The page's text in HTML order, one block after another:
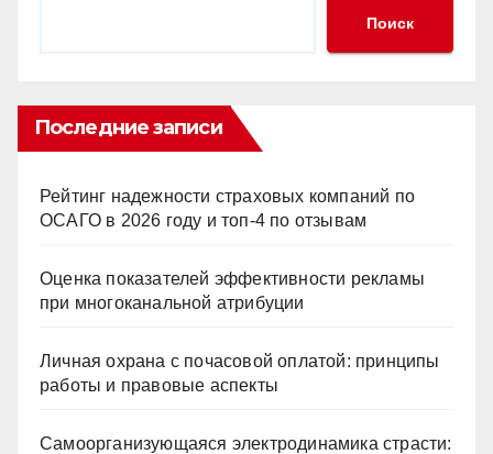
ть
Поиск
Последние записи
Рейтинг надежности страховых компаний по
ОСАГО в 2026 году и топ-4 по отзывам
Оценка показателей эффективности рекламы
при многоканальной атрибуции
Личная охрана с почасовой оплатой: принципы
работы и правовые аспекты
Самоорганизующаяся электродинамика страсти: